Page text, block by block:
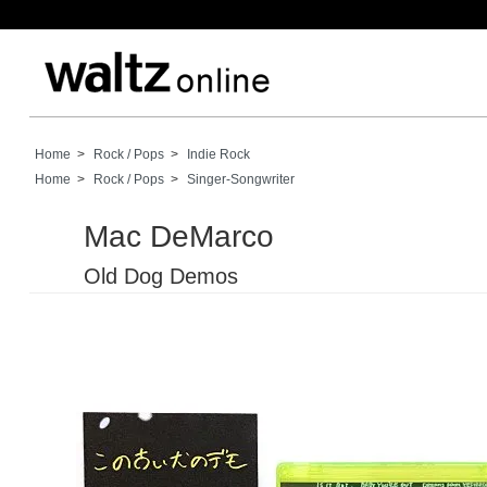
Home > Rock / Pops >
Indie Rock
Home > Rock / Pops > Singer-Songwriter
Mac DeMarco
Old Dog Demos